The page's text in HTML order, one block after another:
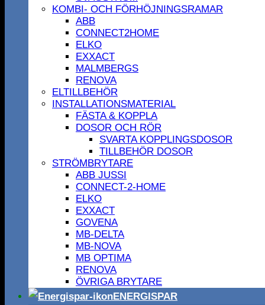
KOMBI- OCH FÖRHÖJNINGSRAMAR
ABB
CONNECT2HOME
ELKO
EXXACT
MALMBERGS
RENOVA
ELTILLBEHÖR
INSTALLATIONSMATERIAL
FÄSTA & KOPPLA
DOSOR OCH RÖR
SVARTA KOPPLINGSDOSOR
TILLBEHÖR DOSOR
STRÖMBRYTARE
ABB JUSSI
CONNECT-2-HOME
ELKO
EXXACT
GOVENA
MB-DELTA
MB-NOVA
MB OPTIMA
RENOVA
ÖVRIGA BRYTARE
ENERGISPAR